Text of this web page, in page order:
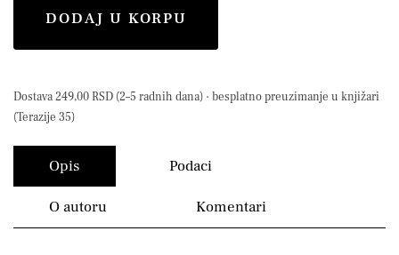
DODAJ U KORPU
Dostava 249,00 RSD (2–5 radnih dana) · besplatno preuzimanje u knjižari
(Terazije 35)
Opis Podaci
O autoru Komentari